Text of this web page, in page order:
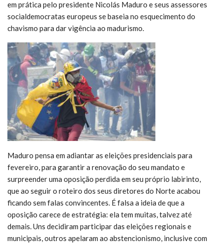
em prática pelo presidente Nicolás Maduro e seus assessores
socialdemocratas europeus se baseia no esquecimento do
chavismo para dar vigência ao madurismo.
Maduro pensa em adiantar as eleições presidenciais para
fevereiro, para garantir a renovação do seu mandato e
surpreender uma oposição perdida em seu próprio labirinto,
que ao seguir o roteiro dos seus diretores do Norte acabou
ficando sem falas convincentes. É falsa a ideia de que a
oposição carece de estratégia: ela tem muitas, talvez até
demais. Uns decidiram participar das eleições regionais e
municipais, outros apelaram ao abstencionismo, inclusive com